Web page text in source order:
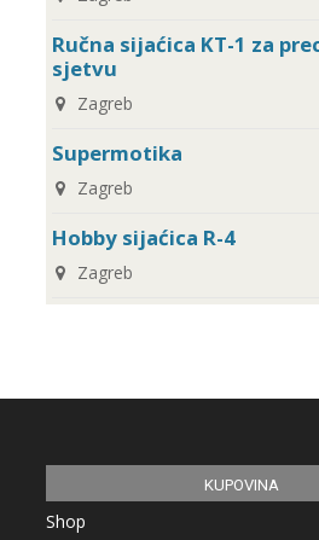
Ručna sijaćica KT-1 za
sjetvu
Zagreb
Supermotika
Zagreb
Hobby sijaćica R-4
Zagreb
KUPOVINA
Shop